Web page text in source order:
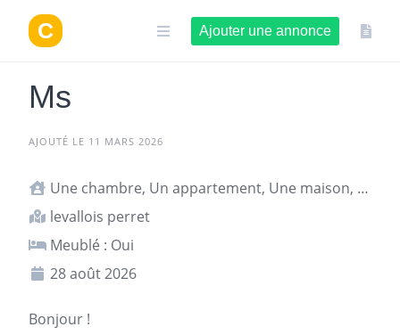
contenu
Ajouter une annonce
Ms
AJOUTÉ LE 11 MARS 2026
Une chambre, Un appartement, Une maison, Studio ou T1
levallois perret
Meublé : Oui
28 août 2026
Bonjour !